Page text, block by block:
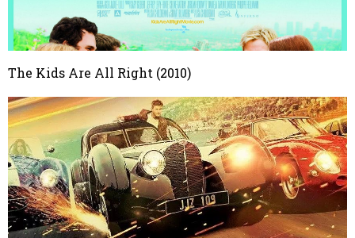
The Kids Are All Right (2010)